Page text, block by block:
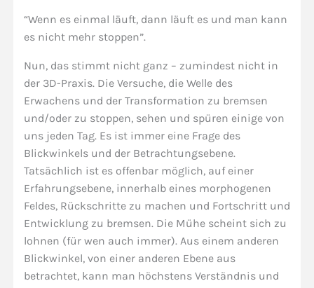
“Wenn es einmal läuft, dann läuft es und man kann
es nicht mehr stoppen”.
Nun, das stimmt nicht ganz – zumindest nicht in
der 3D-Praxis. Die Versuche, die Welle des
Erwachens und der Transformation zu bremsen
und/oder zu stoppen, sehen und spüren einige von
uns jeden Tag. Es ist immer eine Frage des
Blickwinkels und der Betrachtungsebene.
Tatsächlich ist es offenbar möglich, auf einer
Erfahrungsebene, innerhalb eines morphogenen
Feldes, Rückschritte zu machen und Fortschritt und
Entwicklung zu bremsen. Die Mühe scheint sich zu
lohnen (für wen auch immer). Aus einem anderen
Blickwinkel, von einer anderen Ebene aus
betrachtet, kann man höchstens Verständnis und